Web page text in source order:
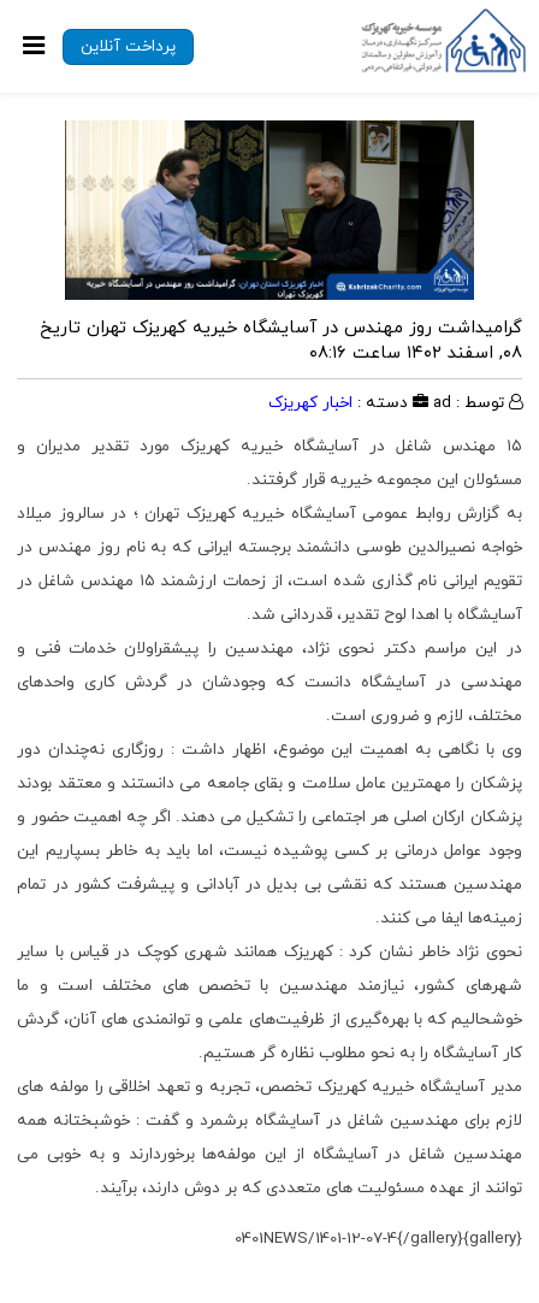
پرداخت آنلاین
گرامیداشت روز مهندس در آسایشگاه خیریه کهریزک تهرانتاریخ
۰۸, اسفند ۱۴۰۲ ساعت ۰۸:۱۶
توسط : ad دسته : اخبار کهریزک
۱۵ مهندس شاغل در آسایشگاه خیریه کهریزک مورد تقدیر مدیران و
مسئولان این مجموعه خیریه قرار گرفتند.
به گزارش روابط عمومی آسایشگاه خیریه کهریزک تهران ؛ در سالروز میلاد
خواجه نصیرالدین طوسی دانشمند برجسته ایرانی که به نام روز مهندس در
تقویم ایرانی نام گذاری شده است، از زحمات ارزشمند ۱۵ مهندس شاغل در
آسایشگاه با اهدا لوح تقدیر، قدردانی شد.
در این مراسم دکتر نحوی نژاد، مهندسین را پیشقراولان خدمات فنی و
مهندسی در آسایشگاه دانست که وجودشان در گردش کاری واحد‌های
مختلف، لازم و ضروری است.
وی با نگاهی به اهمیت این موضوع، اظهار داشت : روزگاری نه‌چندان دور
پزشکان را مهمترین عامل سلامت و بقای جامعه می دانستند و معتقد بودند
پزشکان ارکان اصلی هر اجتماعی را تشکیل می دهند. اگر چه اهمیت حضور و
وجود عوامل درمانی بر کسی پوشیده نیست، اما باید به خاطر بسپاریم این
مهندسین هستند که نقشی بی بدیل در آبادانی و پیشرفت کشور در تمام
زمینه‌ها ایفا می کنند.
نحوی نژاد خاطر نشان کرد : کهریزک همانند شهری کوچک در قیاس با سایر
شهرهای کشور، نیازمند مهندسین با تخصص های مختلف است و ما
خوشحالیم که با بهره‌گیری از ظرفیت‌های علمی و توانمندی های آنان، گردش
کار آسایشگاه را به نحو مطلوب نظاره گر هستیم.
مدیر آسایشگاه خیریه کهریزک تخصص، تجربه و تعهد اخلاقی را مولفه های
لازم برای مهندسین شاغل در آسایشگاه برشمرد و گفت : خوشبختانه همه
مهندسین شاغل در آسایشگاه از این مولفه‌ها برخوردارند و به خوبی می
توانند از عهده مسئولیت های متعددی که بر دوش دارند، برآیند.
{gallery}0401NEWS/1401-12-07-4{/gallery}